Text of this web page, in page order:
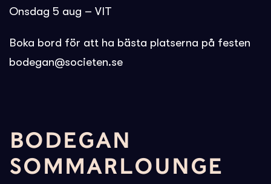
Onsdag 5 aug – VIT
Boka bord för att ha bästa platserna på festen
bodegan@societen.se
BODEGAN
SOMMARLOUNGE